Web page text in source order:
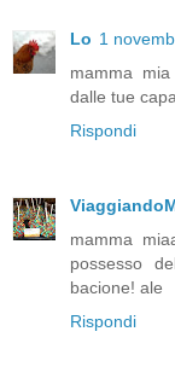
Lo 1
mamma
dalle tue
Rispondi
mamma
possesso
bacione! ale
Rispondi